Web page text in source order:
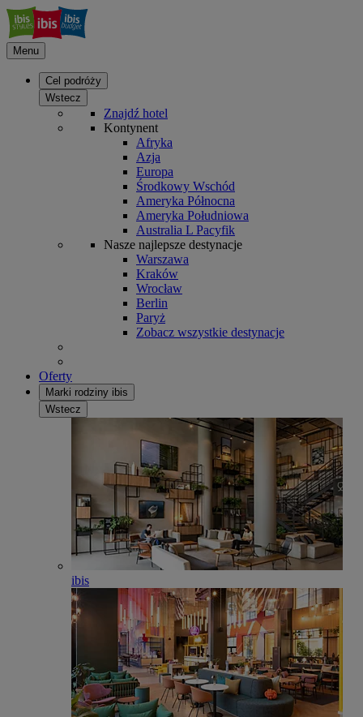
Menu
Cel podróży
Wstecz
Znajdź hotel
Kontynent
Afryka
Azja
Europa
Środkowy Wschód
Ameryka Północna
Ameryka Południowa
Australia L Pacyfik
Nasze najlepsze destynacje
Warszawa
Kraków
Wrocław
Berlin
Paryż
Zobacz wszystkie destynacje
Oferty
Marki rodziny ibis
Wstecz
ibis